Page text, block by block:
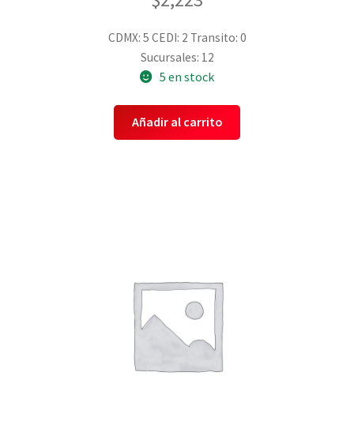
CDMX: 5 CEDI: 2 Transito: 0
Sucursales: 12
5 en stock
Añadir al carrito